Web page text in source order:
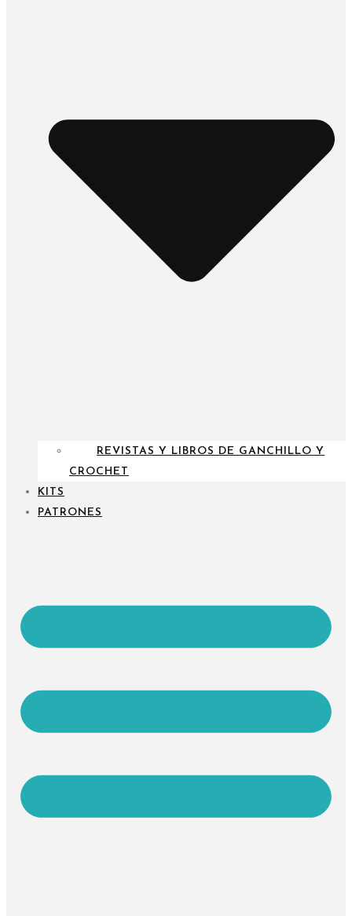
REVISTAS Y LIBROS DE GANCHILLO Y
CROCHET
KITS
PATRONES